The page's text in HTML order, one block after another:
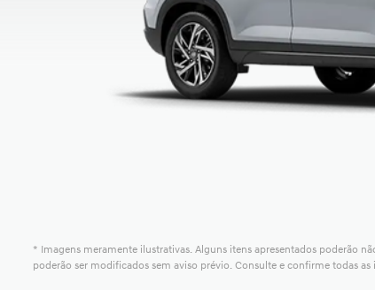
* Imagens meramente ilustrativas. Alguns itens apresentados poderão
poderão ser modificados sem aviso prévio. Consulte e confirme todas